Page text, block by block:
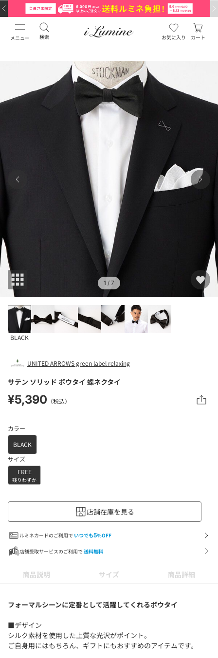
メニュー 検索 お気に入り カート
1 / 7
BLACK
UNITED ARROWS green label relaxing
サテン ソリッド ボウタイ 蝶ネクタイ
¥5,390 （税込）
カラー
BLACK
サイズ
FREE
残りわずか
店舗在庫を見る
ルミネカードのご利用で いつでも5%OFF
店舗受取サービスのご利用で 送料無料
商品説明 サイズ 商品詳細
フォーマルシーンに定番として活躍してくれるボウタイ
■デザイン
シルク素材を使用した上質な光沢がポイント。
ご自身用にはもちろん、ギフトにもおすすめのアイテムです。